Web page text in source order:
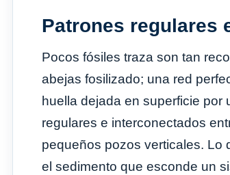
Patrones regulares
Pocos fósiles traza son tan
abejas fosilizado; una red
huella dejada en superficie
regulares e interconectados
pequeños pozos verticales. Lo
el sedimento que esconde un